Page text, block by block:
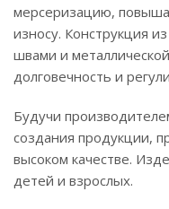
мерсеризацию,
износу. Конструкция
швами и
долговечность и
Будучи
создания продукции,
высоком качестве.
детей и взрослых.